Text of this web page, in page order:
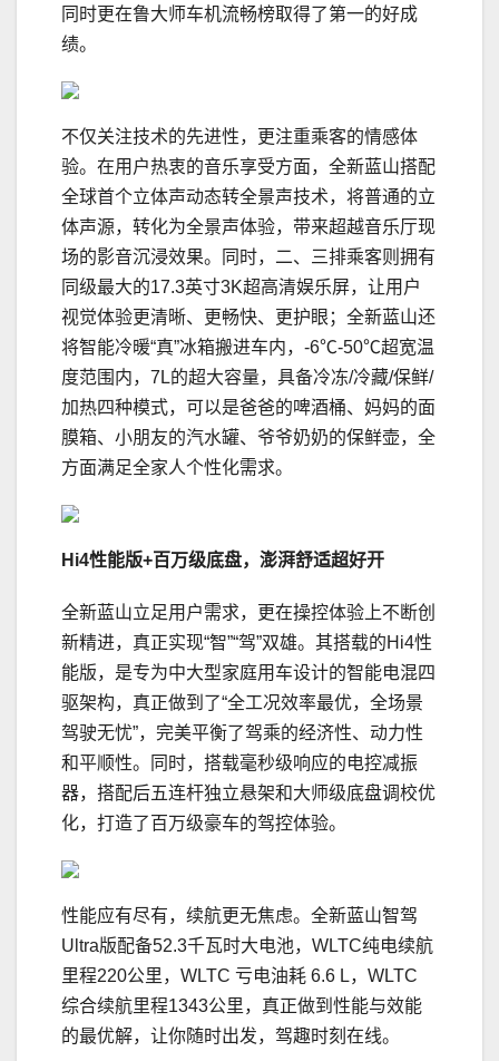
同时更在鲁大师车机流畅榜取得了第一的好成
绩。
不仅关注技术的先进性，更注重乘客的情感体
验。在用户热衷的音乐享受方面，全新蓝山搭配
全球首个立体声动态转全景声技术，将普通的立
体声源，转化为全景声体验，带来超越音乐厅现
场的影音沉浸效果。同时，二、三排乘客则拥有
同级最大的17.3英寸3K超高清娱乐屏，让用户
视觉体验更清晰、更畅快、更护眼；全新蓝山还
将智能冷暖“真”冰箱搬进车内，-6℃-50℃超宽温
度范围内，7L的超大容量，具备冷冻/冷藏/保鲜/
加热四种模式，可以是爸爸的啤酒桶、妈妈的面
膜箱、小朋友的汽水罐、爷爷奶奶的保鲜壶，全
方面满足全家人个性化需求。
Hi4性能版+百万级底盘，澎湃舒适超好开
全新蓝山立足用户需求，更在操控体验上不断创
新精进，真正实现“智”“驾”双雄。其搭载的Hi4性
能版，是专为中大型家庭用车设计的智能电混四
驱架构，真正做到了“全工况效率最优，全场景
驾驶无忧”，完美平衡了驾乘的经济性、动力性
和平顺性。同时，搭载毫秒级响应的电控减振
器，搭配后五连杆独立悬架和大师级底盘调校优
化，打造了百万级豪车的驾控体验。
性能应有尽有，续航更无焦虑。全新蓝山智驾
Ultra版配备52.3千瓦时大电池，WLTC纯电续航
里程220公里，WLTC 亏电油耗 6.6 L，WLTC
综合续航里程1343公里，真正做到性能与效能
的最优解，让你随时出发，驾趣时刻在线。